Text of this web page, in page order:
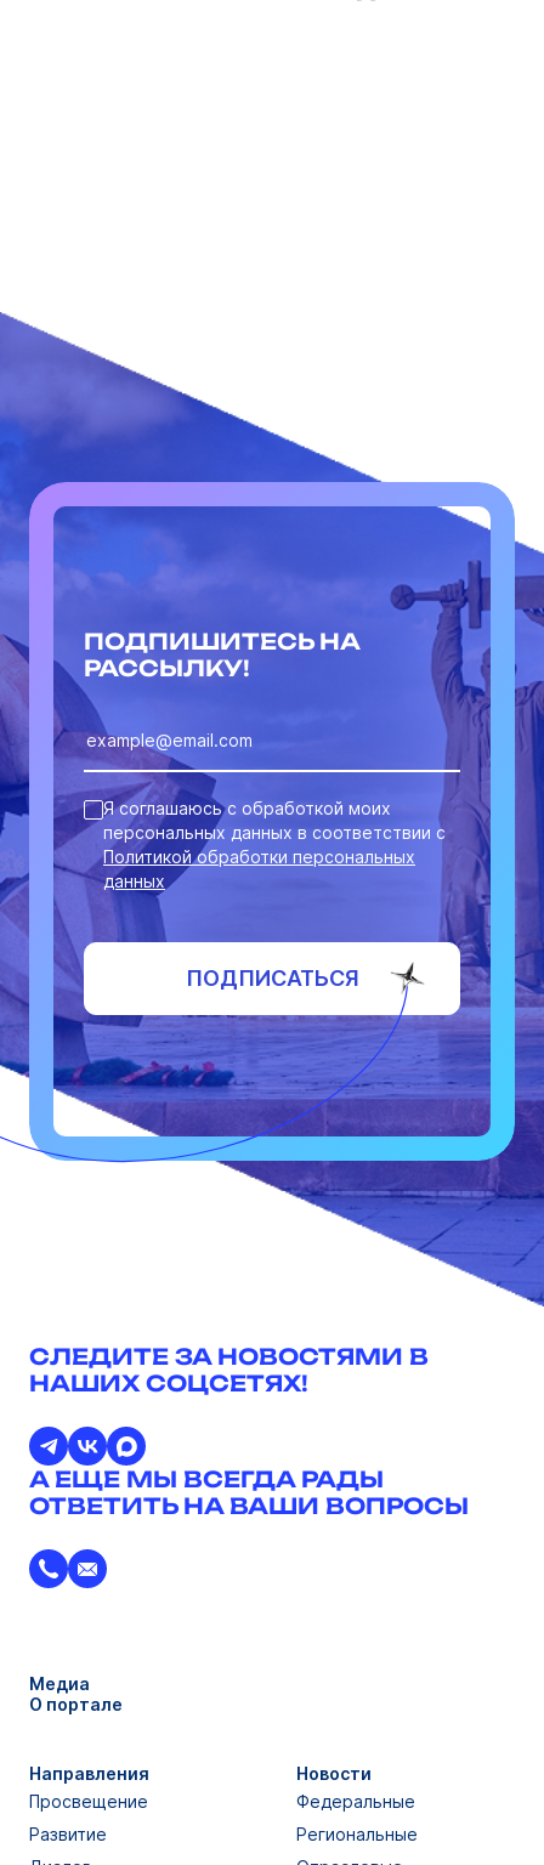
СЛЕДИТЕ ЗА НОВОСТЯМИ В
НАШИХ СОЦСЕТЯХ!
А ЕЩЕ МЫ ВСЕГДА РАДЫ
ОТВЕТИТЬ НА ВАШИ ВОПРОСЫ
ПОДПИШИТЕСЬ НА
РАССЫЛКУ!
Я соглашаюсь с обработкой моих
персональных данных в соответствии с
Политикой обработки персональных
данных
ПОДПИСАТЬСЯ
Медиа
О портале
Направления
Просвещение
Развитие
Новости
Федеральные
Региональные